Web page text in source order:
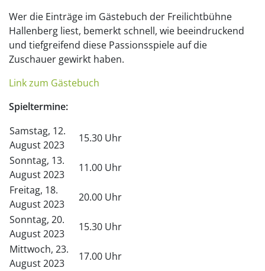
Wer die Einträge im Gästebuch der Freilichtbühne
Hallenberg liest, bemerkt schnell, wie beeindruckend
und tiefgreifend diese Passionsspiele auf die
Zuschauer gewirkt haben.
Link zum Gästebuch
Spieltermine:
Samstag, 12.
August 2023
15.30 Uhr
Sonntag, 13.
August 2023
11.00 Uhr
Freitag, 18.
August 2023
20.00 Uhr
Sonntag, 20.
August 2023
15.30 Uhr
Mittwoch, 23.
August 2023
17.00 Uhr